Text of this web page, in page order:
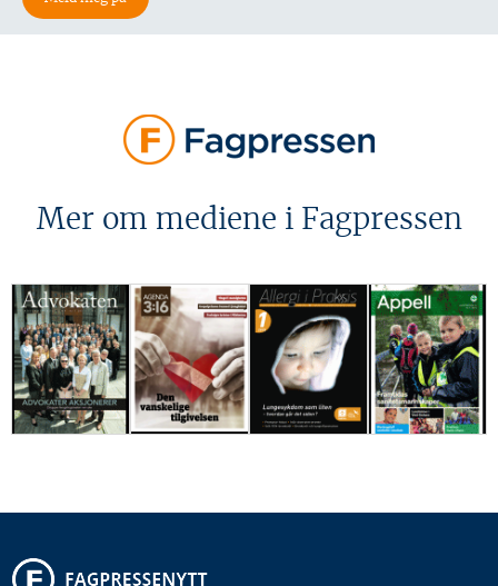
Mer om mediene i Fagpressen